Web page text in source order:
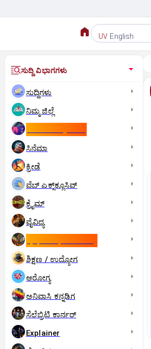
UV English
ಸುದ್ದಿ ವಿಭಾಗಗಳು
ಸುದ್ದಿಗಳು
ನಿಮ್ಮ ಜಿಲ್ಲೆ
ಸಿನೆಮಾ
ಕ್ರೀಡೆ
ವೆಬ್ ಎಕ್ಸ್‌ಕ್ಲೂಸಿವ್
ಕ್ರೈಮ್
ವೈವಿಧ್ಯ
ಶಿಕ್ಷಣ / ಉದ್ಯೋಗ
ಆರೋಗ್ಯ
ಅನಿವಾಸಿ ಕನ್ನಡಿಗ
ಸೆಲೆಬ್ರಿಟಿ ಕಾರ್ನರ್‌
Explainer